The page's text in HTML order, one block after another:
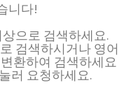
니다!
으로 검색하세요.
검색하시거나 영어
환하여 검색하세요
러 요청하세요.